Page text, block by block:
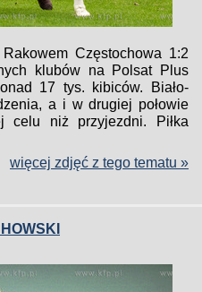
Częstochowa 1:2
klubów na Polsat Plus
17 tys. kibiców. Biało-
a i w drugiej połowie
celu niż przyjezdni. Piłka
więcej zdjęć z tego tematu »